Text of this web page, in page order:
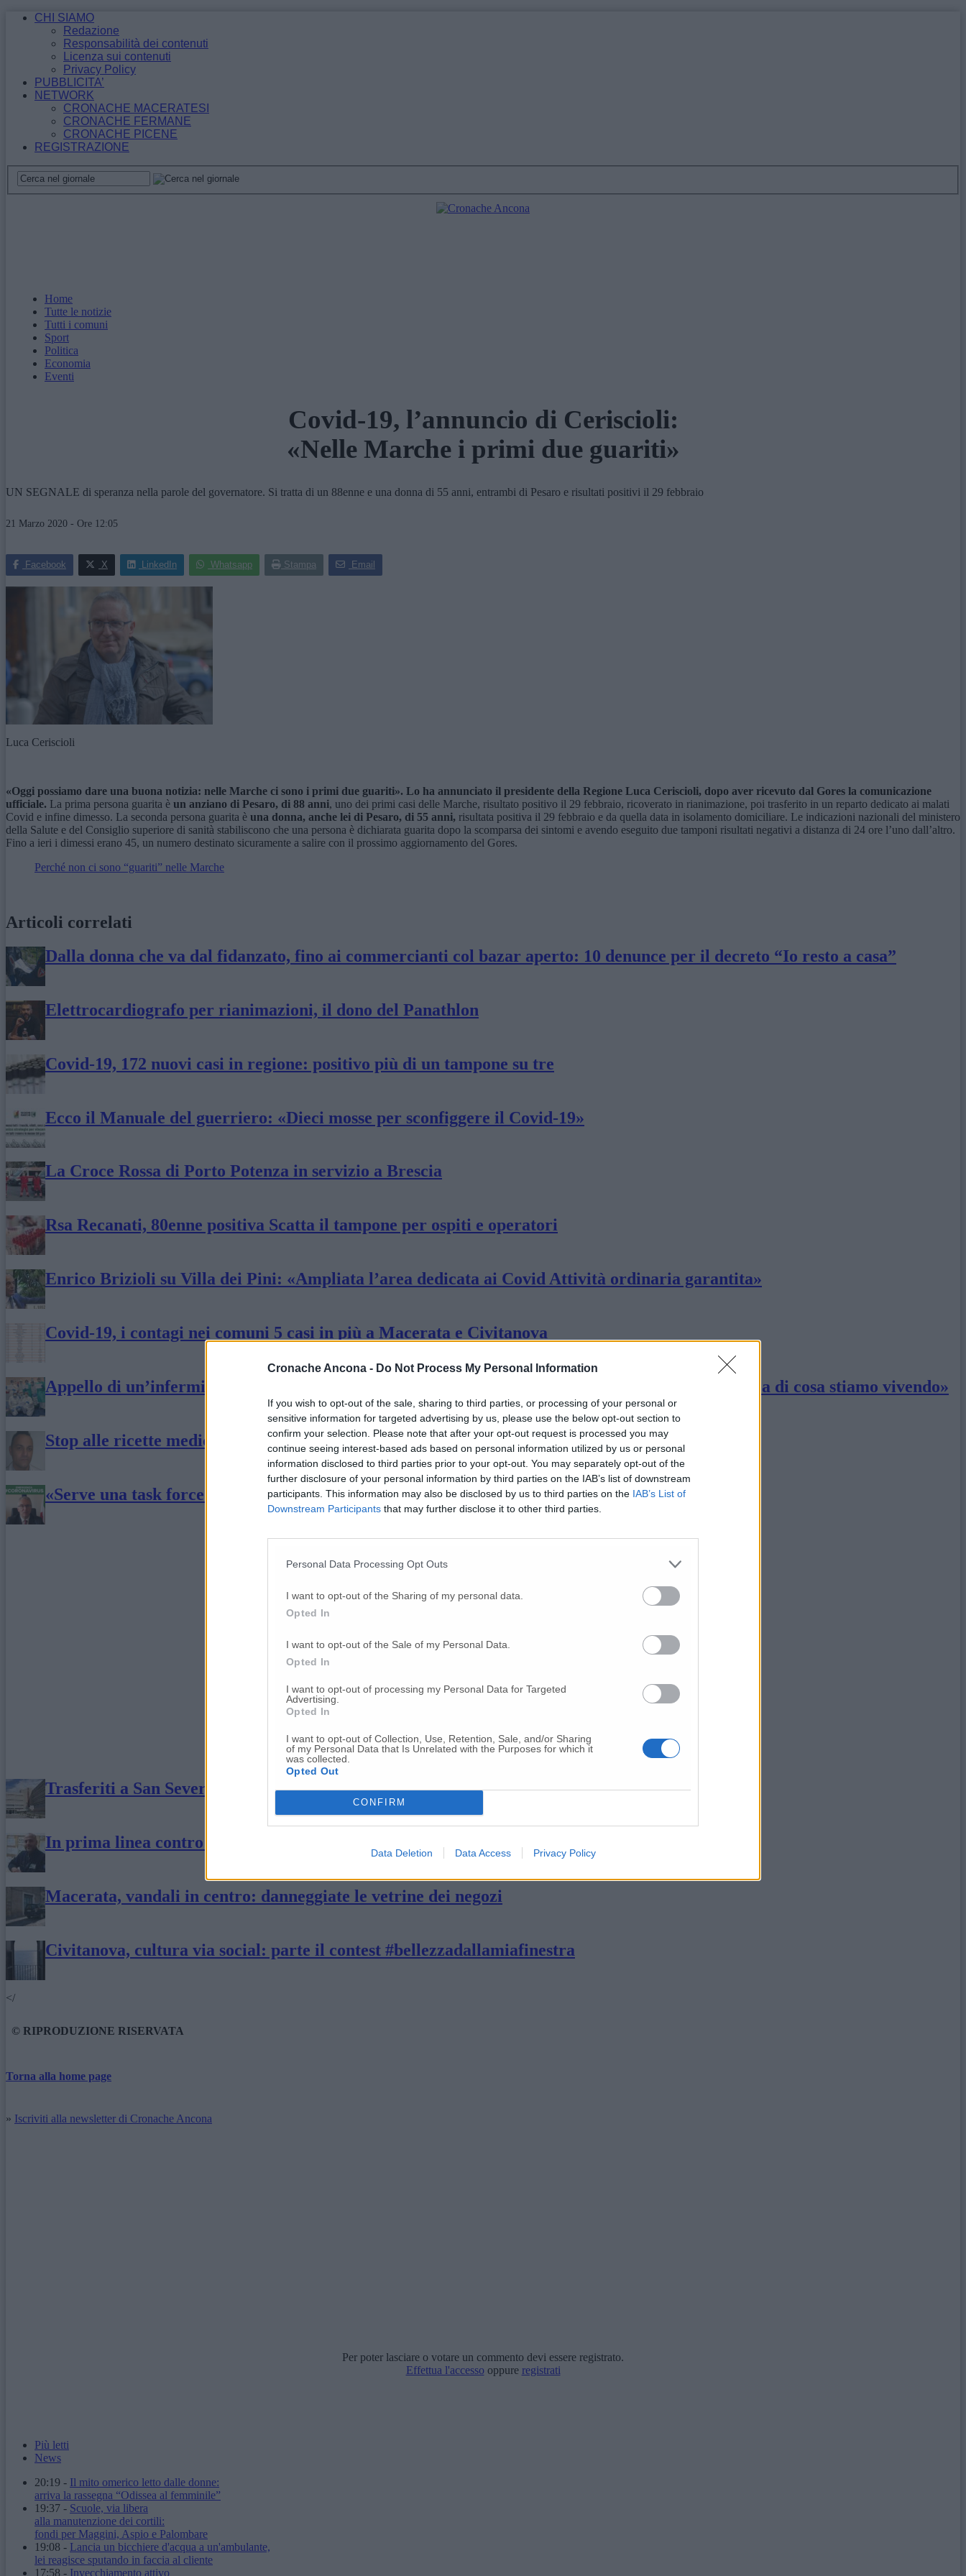
Cronache Ancona - Do Not Process My Personal Information
If you wish to opt-out of the sale, sharing to third parties, or processing of your personal or
sensitive information for targeted advertising by us, please use the below opt-out section to
confirm your selection. Please note that after your opt-out request is processed you may
continue seeing interest-based ads based on personal information utilized by us or personal
information disclosed to third parties prior to your opt-out. You may separately opt-out of the
further disclosure of your personal information by third parties on the IAB’s list of downstream
participants. This information may also be disclosed by us to third parties on the IAB’s List of
Downstream Participants that may further disclose it to other third parties.
Personal Data Processing Opt Outs
I want to opt-out of the Sharing of my personal data.
Opted In
I want to opt-out of the Sale of my Personal Data.
Opted In
I want to opt-out of processing my Personal Data for Targeted
Advertising.
Opted In
I want to opt-out of Collection, Use, Retention, Sale, and/or Sharing
of my Personal Data that Is Unrelated with the Purposes for which it
was collected.
Opted Out
CONFIRM
Data Deletion Data Access Privacy Policy
CHI SIAMO
Redazione
Responsabilità dei contenuti
Licenza sui contenuti
Privacy Policy
PUBBLICITA’
NETWORK
CRONACHE MACERATESI
CRONACHE FERMANE
CRONACHE PICENE
REGISTRAZIONE
Home
Tutte le notizie
Tutti i comuni
Sport
Politica
Economia
Eventi
Covid-19, l’annuncio di Ceriscioli:
«Nelle Marche i primi due guariti»
UN SEGNALE di speranza nella parole del governatore. Si tratta di un 88enne e una donna di 55 anni, entrambi di Pesaro e risultati positivi il 29 febbraio
21 Marzo 2020 - Ore 12:05
Facebook X LinkedIn Whatsapp Stampa Email
Luca Ceriscioli
«Oggi possiamo dare una buona notizia: nelle Marche ci sono i primi due guariti». Lo ha annunciato il presidente della Regione Luca Ceriscioli, dopo aver ricevuto dal Gores la comunicazione
ufficiale. La prima persona guarita è un anziano di Pesaro, di 88 anni, uno dei primi casi delle Marche, risultato positivo il 29 febbraio, ricoverato in rianimazione, poi trasferito in un reparto dedicato ai malati
Covid e infine dimesso. La seconda persona guarita è una donna, anche lei di Pesaro, di 55 anni, risultata positiva il 29 febbraio e da quella data in isolamento domiciliare. Le indicazioni nazionali del ministero
della Salute e del Consiglio superiore di sanità stabiliscono che una persona è dichiarata guarita dopo la scomparsa dei sintomi e avendo eseguito due tamponi risultati negativi a distanza di 24 ore l’uno dall’altro.
Fino a ieri i dimessi erano 45, un numero destinato sicuramente a salire con il prossimo aggiornamento del Gores.
Perché non ci sono “guariti” nelle Marche
Articoli correlati
Dalla donna che va dal fidanzato, fino ai commercianti col bazar aperto: 10 denunce per il decreto “Io resto a casa”
Elettrocardiografo per rianimazioni, il dono del Panathlon
Covid-19, 172 nuovi casi in regione: positivo più di un tampone su tre
Ecco il Manuale del guerriero: «Dieci mosse per sconfiggere il Covid-19»
La Croce Rossa di Porto Potenza in servizio a Brescia
Rsa Recanati, 80enne positiva Scatta il tampone per ospiti e operatori
Enrico Brizioli su Villa dei Pini: «Ampliata l’area dedicata ai Covid Attività ordinaria garantita»
Covid-19, i contagi nei comuni 5 casi in più a Macerata e Civitanova
Appello di un’infermiera del Covid-hospital: «State a casa anzichè uscire a correre, non avete idea di cosa stiamo vivendo»
Stop alle ricette mediche cartacee, «nel Maceratese subito operativi»
«Serve una task force medica», Ceriscioli scrive al premier
Trasferiti a San Severino da Civitanova: due ricoverati positivi al Coronavirus
In prima linea contro il Covid: «Il silenzio come grido di battaglia, il camice per armatura»
Macerata, vandali in centro: danneggiate le vetrine dei negozi
Civitanova, cultura via social: parte il contest #bellezzadallamiafinestra
</
© RIPRODUZIONE RISERVATA
Torna alla home page
» Iscriviti alla newsletter di Cronache Ancona
Per poter lasciare o votare un commento devi essere registrato.
Effettua l'accesso oppure registrati
Più letti
News
20:19 - Il mito omerico letto dalle donne:
arriva la rassegna “Odissea al femminile”
19:37 - Scuole, via libera
alla manutenzione dei cortili:
fondi per Maggini, Aspio e Palombare
19:08 - Lancia un bicchiere d'acqua a un'ambulante,
lei reagisce sputando in faccia al cliente
17:58 - Invecchiamento attivo